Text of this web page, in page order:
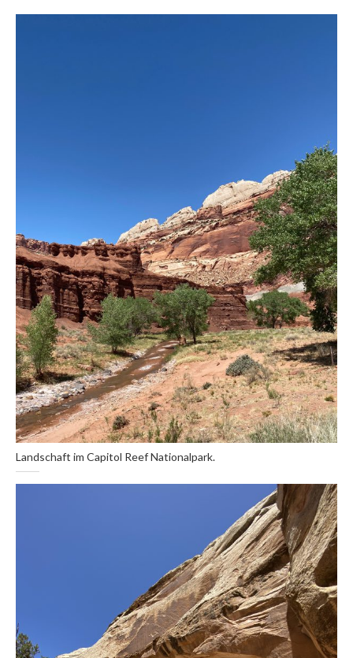
Landschaft im Capitol Reef Nationalpark.